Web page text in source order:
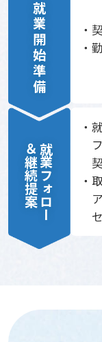
就業開始準備
就業フォロー
＆継続提案